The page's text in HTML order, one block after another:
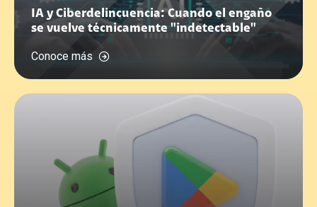
IA y Ciberdelincuencia: Cuando el engaño
se vuelve técnicamente "indetectable"
Conoce más